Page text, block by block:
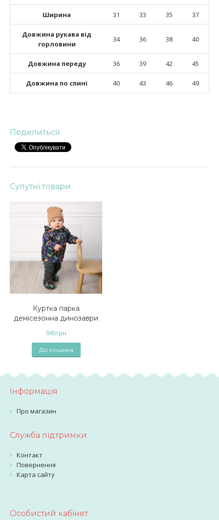
Ширина 31 33 35 37
Довжина рукава від
горловини
34 36 38 40
Довжина переду 36 39 42 45
Довжина по спині 40 43 46 49
Поделиться
Супутні товари
Куртка парка
демісезонна динозаври
945грн
До кошика
Інформація
Про магазин
Служба підтримки
Контакт
Повернення
Карта сайту
Особистий кабінет